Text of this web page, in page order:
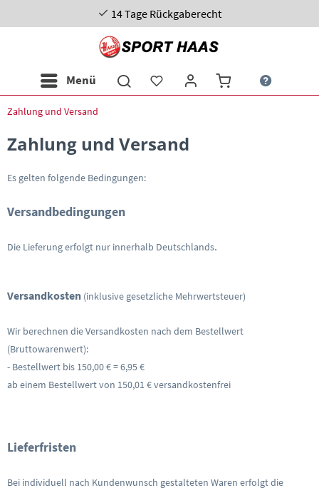
14 Tage Rückgaberecht
Menü
Zahlung und Versand
Zahlung und Versand
Es gelten folgende Bedingungen:
Versandbedingungen
Die Lieferung erfolgt nur innerhalb Deutschlands.
Versandkosten (inklusive gesetzliche Mehrwertsteuer)
Wir berechnen die Versandkosten nach dem Bestellwert
(Bruttowarenwert):
- Bestellwert bis 150,00 € = 6,95 €
ab einem Bestellwert von 150,01 € versandkostenfrei
Lieferfristen
Bei individuell nach Kundenwunsch gestalteten Waren erfolgt die